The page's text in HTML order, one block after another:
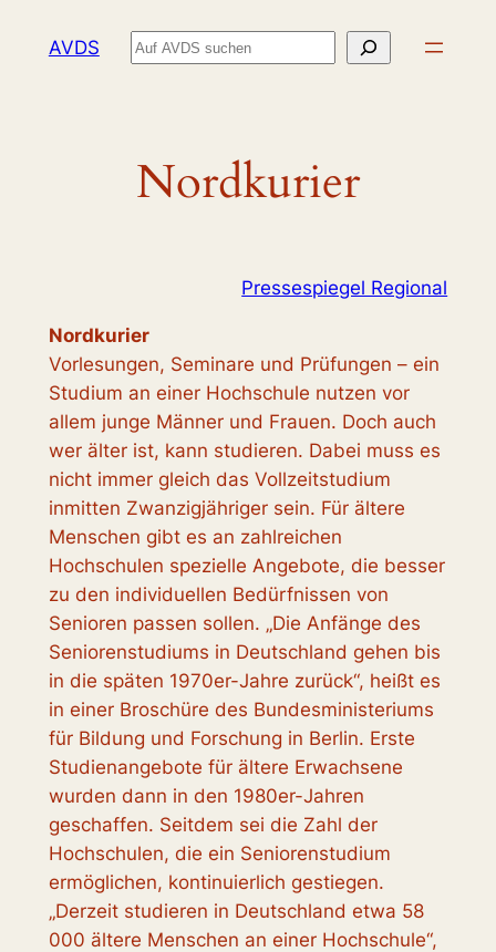
InhaltAVDS Suchen
Nordkurier
Pressespiegel Regional
Nordkurier
Vorlesungen, Seminare und Prüfungen – ein
Studium an einer Hochschule nutzen vor
allem junge Männer und Frauen. Doch auch
wer älter ist, kann studieren. Dabei muss es
nicht immer gleich das Vollzeitstudium
inmitten Zwanzigjähriger sein. Für ältere
Menschen gibt es an zahlreichen
Hochschulen spezielle Angebote, die besser
zu den individuellen Bedürfnissen von
Senioren passen sollen. „Die Anfänge des
Seniorenstudiums in Deutschland gehen bis
in die späten 1970er-Jahre zurück“, heißt es
in einer Broschüre des Bundesministeriums
für Bildung und Forschung in Berlin. Erste
Studienangebote für ältere Erwachsene
wurden dann in den 1980er-Jahren
geschaffen. Seitdem sei die Zahl der
Hochschulen, die ein Seniorenstudium
ermöglichen, kontinuierlich gestiegen.
„Derzeit studieren in Deutschland etwa 58
000 ältere Menschen an einer Hochschule“,